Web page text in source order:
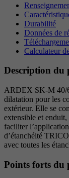
Durabilité
Données de
Calculateur
Description du
ARDEX SK-M 40/
dilatation pour les
extérieur. Elle se
extensible et
faciliter
d’étanchéité
avec toutes les
Points forts du
Nom
Prestataire
Objectif